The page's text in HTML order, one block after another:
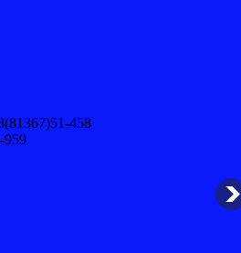
458
959